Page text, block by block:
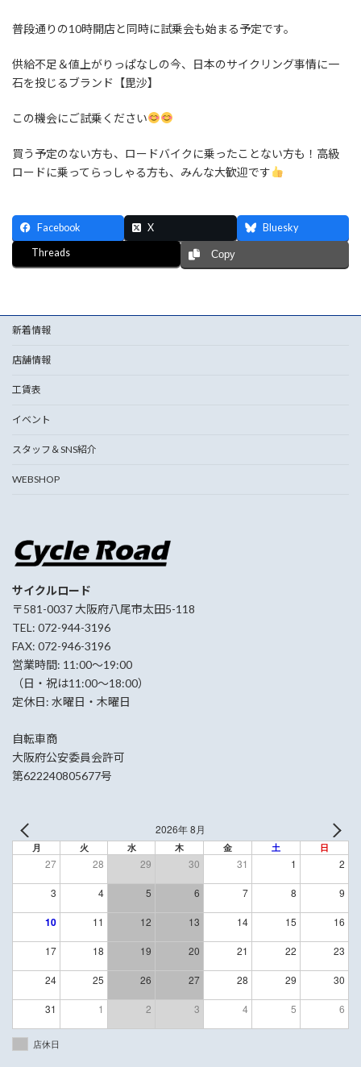
普段通りの10時開店と同時に試乗会も始まる予定です。
供給不足＆値上がりっぱなしの今、日本のサイクリング事情に一
石を投じるブランド【毘沙】
この機会にご試乗ください
買う予定のない方も、ロードバイクに乗ったことない方も！高級
ロードに乗ってらっしゃる方も、みんな大歓迎です
Facebook X Bluesky
Threads Copy
新着情報
店舗情報
工賃表
イベント
スタッフ＆SNS紹介
WEBSHOP
サイクルロード
〒581-0037 大阪府八尾市太田5-118
TEL: 072-944-3196
FAX: 072-946-3196
営業時間: 11:00〜19:00
（日・祝は11:00〜18:00）
定休日: 水曜日・木曜日
自転車商
大阪府公安委員会許可
第622240805677号
2026年 8月
月 火 水 木 金 土 日
27 28 29 30 31 1 2
3 4 5 6 7 8 9
10 11 12 13 14 15 16
17 18 19 20 21 22 23
24 25 26 27 28 29 30
31 1 2 3 4 5 6
店休日